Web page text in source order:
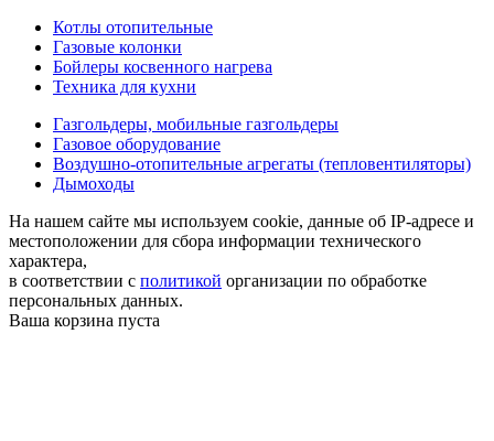
Котлы отопительные
Газовые колонки
Бойлеры косвенного нагрева
Техника для кухни
Газгольдеры, мобильные газгольдеры
Газовое оборудование
Воздушно-отопительные агрегаты (тепловентиляторы)
Дымоходы
На нашем сайте мы используем cookie, данные об IP-адресе и
местоположении для сбора информации технического
характера,
в соответствии с политикой организации по обработке
персональных данных.
Ваша корзина пуста